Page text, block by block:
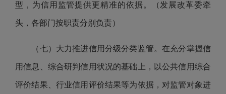
型，为信用监管提供更精准的依据。（发展改革委牵
头，各部门按职责分别负责）
（七）大力推进信用分级分类监管。在充分掌握信
用信息、综合研判信用状况的基础上，以公共信用综合
评价结果、行业信用评价结果等为依据，对监管对象进